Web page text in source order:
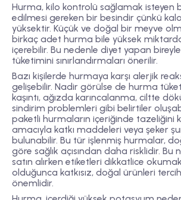
Hurma, kilo kontrolü sağlamak isteyen
edilmesi gereken bir besindir çünkü
yüksektir. Küçük ve doğal bir meyve
birkaç adet hurma bile yüksek
içerebilir. Bu nedenle diyet yapan
tüketimini sınırlandırmaları önerilir.
Bazı kişilerde hurmaya karşı alerjik
gelişebilir. Nadir görülse de hurma
kaşıntı, ağızda karıncalanma, ciltte
sindirim problemleri gibi belirtiler
paketli hurmaların içeriğinde tazeliğini
amacıyla katkı maddeleri veya şeker
bulunabilir. Bu tür işlenmiş hurmalar,
göre sağlık açısından daha risklidir. Bu
satın alırken etiketleri dikkatlice
olduğunca katkısız, doğal ürünleri
önemlidir.